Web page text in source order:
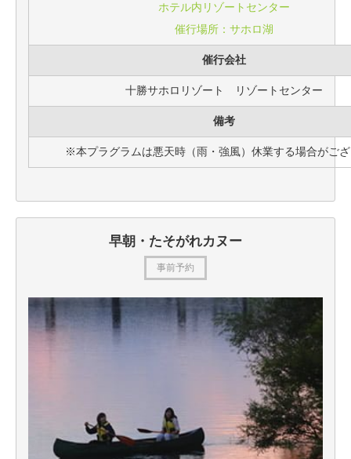
ホテル内リゾートセンター
催行場所：サホロ湖
催行会社
十勝サホロリゾート リゾートセンター
備考
※本プラグラムは悪天時（雨・強風）休業する場合がご
早朝・たそがれカヌー
事前予約